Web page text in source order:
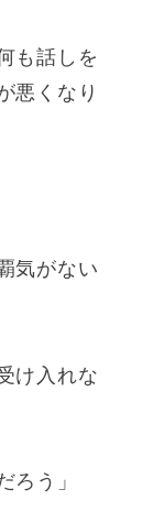
も話しを
悪くなり
気がない
け入れな
ろう」